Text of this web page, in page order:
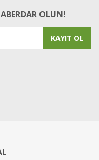
OLUN!
KAYIT OL